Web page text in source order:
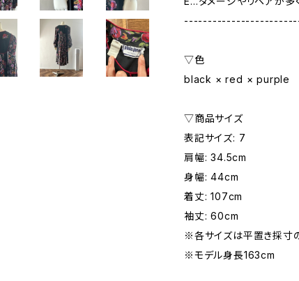
▽色
black × red × purple
▽商品サイズ
表記サイズ: 7
肩幅: 34.5cm
身幅: 44cm
着丈: 107cm
袖丈: 60cm
※各サイズは平置き採寸
※モデル身長163cm